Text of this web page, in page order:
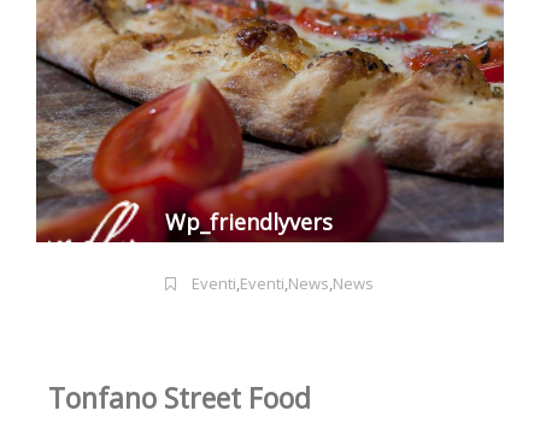
Wp_friendlyvers
Eventi,Eventi,News,News
Tonfano Street Food